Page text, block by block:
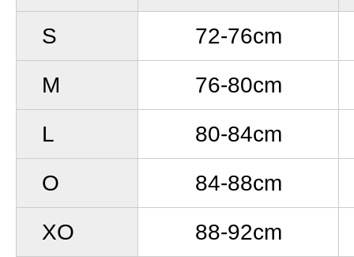
S
72-76cm
M
76-80cm
L
80-84cm
O
84-88cm
XO
88-92cm